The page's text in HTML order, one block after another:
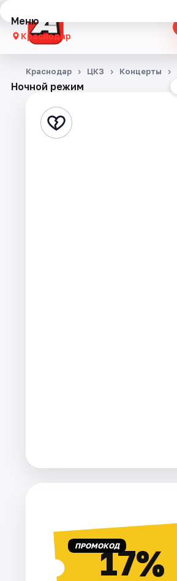
Меню
Краснодар
Концерты
Стендап
Ночной режим
Краснодар ЦКЗ Концерты
ПРОМОКОД17%